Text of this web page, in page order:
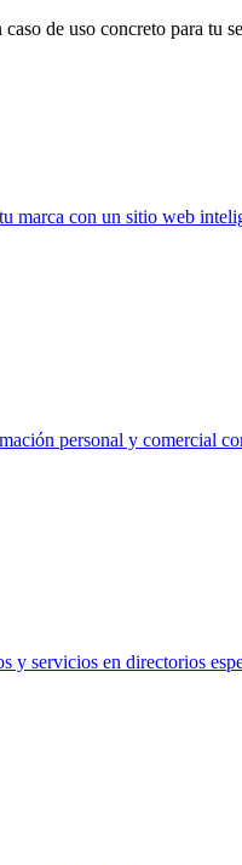
de uso concreto para tu
marca con un sitio web
personal y comercial
y servicios en directorios